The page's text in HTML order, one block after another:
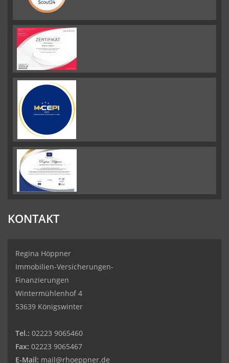
KONTAKT
Regina Höppner
Immobilien-Versicherungen-
Finanzierungen
Wintermühlenhof 4
53639 Königswinter
Tel.: 02223 9065460
Fax: 02223 9065467
E-Mail: mail@rhoeppner.de